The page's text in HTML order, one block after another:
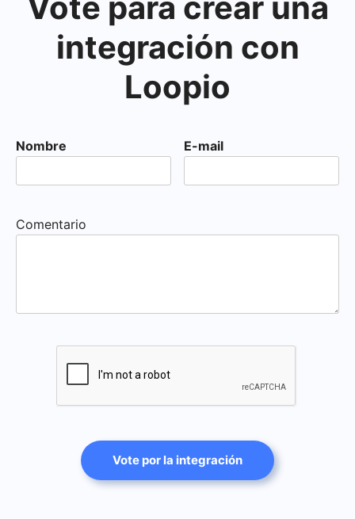
integración con
Loopio
Nombre E-mail
Comentario
Vote por la integración